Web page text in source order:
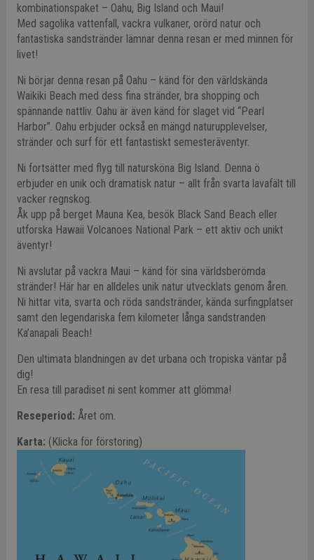
kombinationspaket – Oahu, Big Island och Maui!
Med sagolika vattenfall, vackra vulkaner, orörd natur och
fantastiska sandstränder lämnar denna resan er med minnen för
livet!
Ni börjar denna resan på Oahu – känd för den världskända
Waikiki Beach med dess fina stränder, bra shopping och
spännande nattliv. Oahu är även känd för slaget vid “Pearl
Harbor”. Oahu erbjuder också en mängd naturupplevelser,
stränder och surf för ett fantastiskt semesteräventyr.
Ni fortsätter med flyg till natursköna Big Island. Denna ö
erbjuder en unik och dramatisk natur – allt från svarta lavafält till
vacker regnskog.
Åk upp på berget Mauna Kea, besök Black Sand Beach eller
utforska Hawaii Volcanoes National Park – ett aktiv och unikt
äventyr!
Ni avslutar på vackra Maui – känd för sina världsberömda
stränder! Här har en alldeles unik natur utvecklats genom åren.
Ni hittar vita, svarta och röda sandstränder, kända surfingplatser
samt den legendariska fem kilometer långa sandstranden
Ka’anapali Beach!
Den ultimata blandningen av det urbana och tropiska väntar på
dig!
En resa till paradiset ni sent kommer att glömma!
Reseperiod: Året om.
Karta: (Klicka för förstoring)